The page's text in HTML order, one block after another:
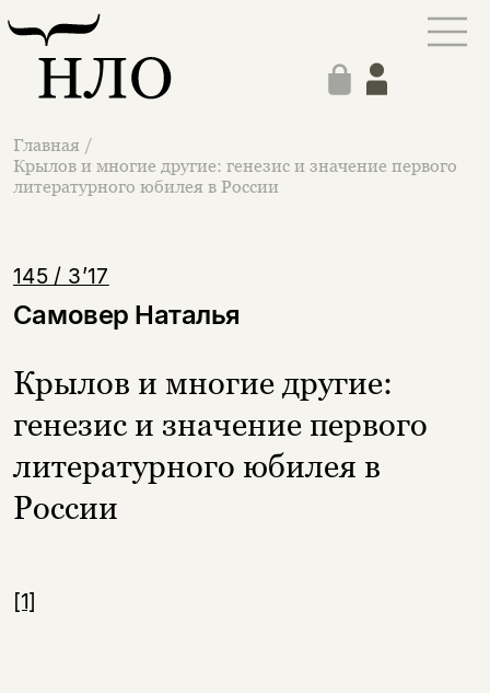
Главная /
Крылов и многие другие: генезис и значение первого
литературного юбилея в России
145 / 3’17
Самовер Наталья
Крылов и многие другие:
генезис и значение первого
литературного юбилея в
России
[1]